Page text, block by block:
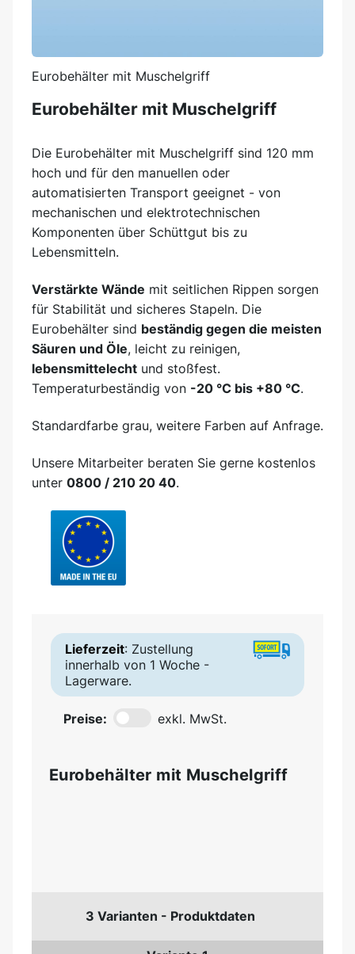
Eurobehälter mit Muschelgriff
Eurobehälter mit Muschelgriff
Die Eurobehälter mit Muschelgriff sind 120 mm
hoch und für den manuellen oder
automatisierten Transport geeignet - von
mechanischen und elektrotechnischen
Komponenten über Schüttgut bis zu
Lebensmitteln.
Verstärkte Wände mit seitlichen Rippen sorgen
für Stabilität und sicheres Stapeln. Die
Eurobehälter sind beständig gegen die meisten
Säuren und Öle, leicht zu reinigen,
lebensmittelecht und stoßfest.
Temperaturbeständig von -20 °C bis +80 °C.
Standardfarbe grau, weitere Farben auf Anfrage.
Unsere Mitarbeiter beraten Sie gerne kostenlos
unter 0800 / 210 20 40.
Lieferzeit: Zustellung
innerhalb von 1 Woche -
Lagerware.
Preise: exkl. MwSt.
Eurobehälter mit Muschelgriff
3 Varianten - Produktdaten